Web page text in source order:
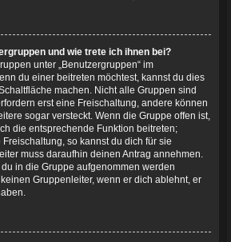
und wie trete ich ihnen bei?
unter „Benutzergruppen“ im
du einer beitreten möchtest, kannst du dies
machen. Nicht alle Gruppen sind
erst eine Freischaltung, andere können
sogar versteckt. Wenn die Gruppe offen ist,
die entsprechende Funktion beitreten;
so kannst du dich für sie
muss daraufhin deinen Antrag annehmen.
in die Gruppe aufgenommen werden
Gruppenleiter, wenn er dich ablehnt, er